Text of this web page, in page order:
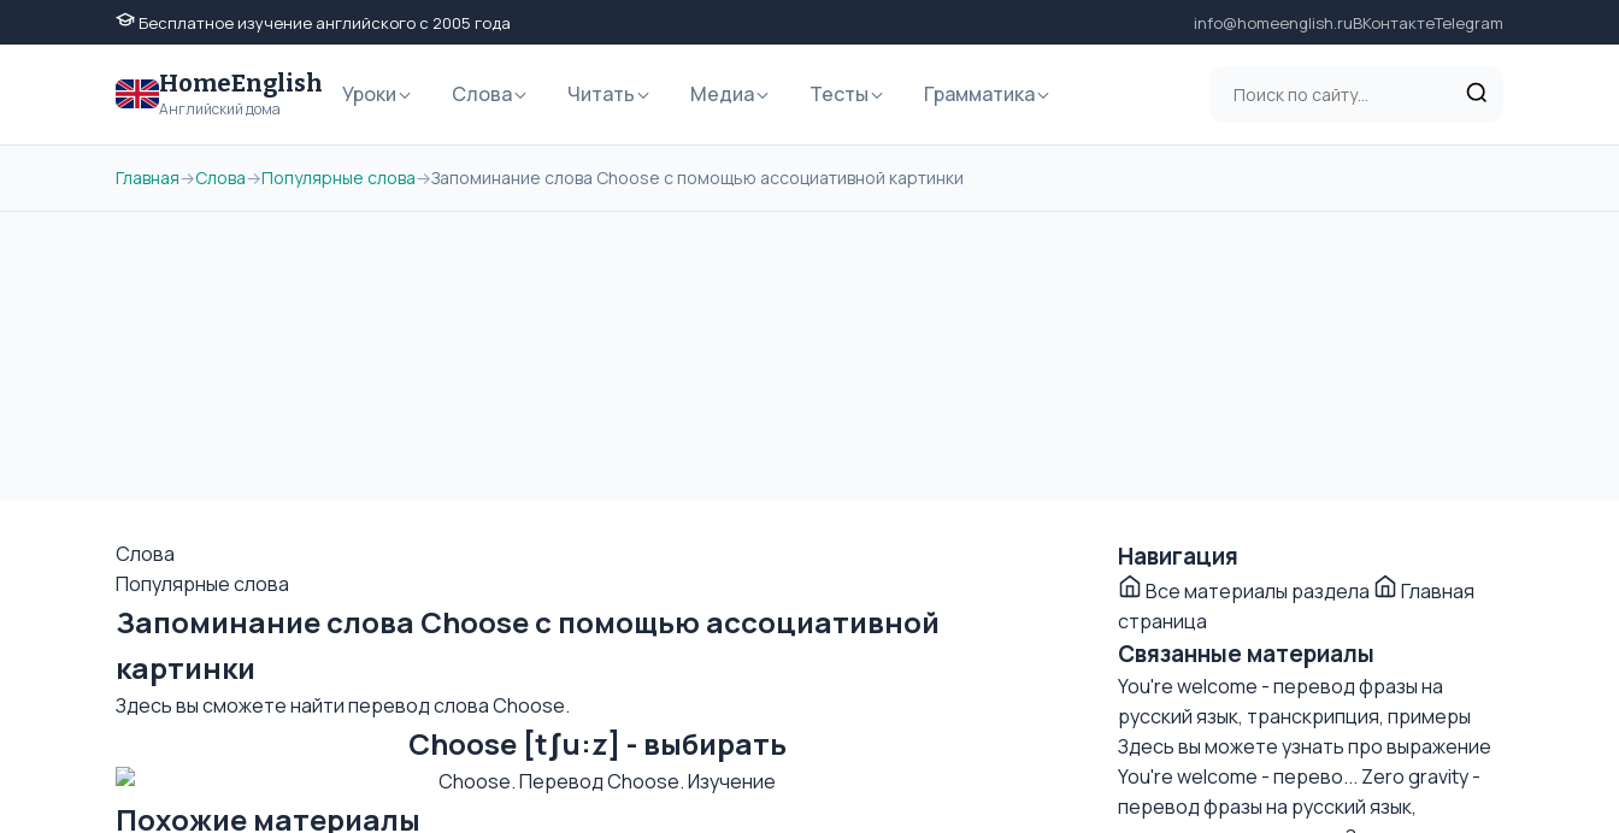
Бесплатное изучение английского с 2005 года info@homeenglish.ruВКонтактеTelegram
HomeEnglish
Английский дома
Уроки Слова Читать Медиа Тесты Грамматика
Главная→Слова→Популярные слова→Запоминание слова Choose с помощью ассоциативной картинки
Слова
Популярные слова
Запоминание слова Choose с помощью ассоциативной
картинки
Здесь вы сможете найти перевод слова Choose.
Choose [tʃu:z] - выбирать
Похожие материалы
Навигация
Все материалы раздела
Главная
страница
Связанные материалы
You're welcome - перевод фразы на
русский язык, транскрипция, примеры
Здесь вы можете узнать про выражение
You're welcome - перево... Zero gravity -
перевод фразы на русский язык,